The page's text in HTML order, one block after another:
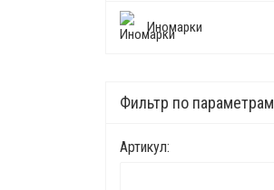
Иномарки
Фильтр по параметрам
Артикул: